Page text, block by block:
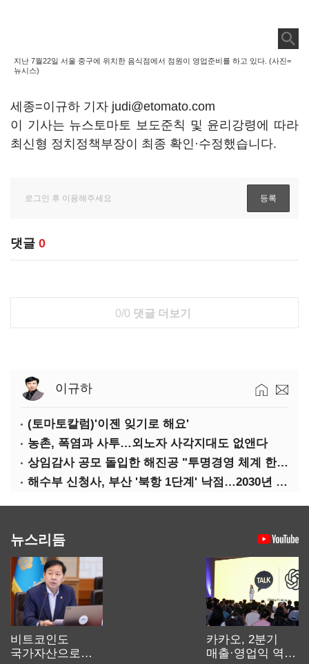
지난 7월22일 서울 중구에 위치한 음식점에서 점원이 영업준비를 하고 있다. (사진=
뉴시스)
세종=이규하 기자 judi@etomato.com
이 기사는 뉴스토마토 보도준칙 및 윤리강령에 따라
최신형 정치정책부장이 최종 확인·수정했습니다.
댓글 0
0/0 댓글 더보기
이규하
(토마토칼럼)'이젠 잊기로 해요'
농촌, 폭염과 사투…외노자 사각지대도 없앤다
상임감사 공모 돌입한 해진공 "투명경영 체계 한층 강화"
해수부 신청사, 부산 '북항 1단계' 낙점…2030년 완공 목표
뉴스리듬
비트코인도
국가자산으로…'
카카오, 2분기
매출·영업익 역대